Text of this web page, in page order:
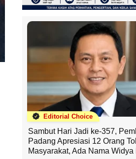
Editorial Choice
Sambut Hari Jadi ke-357,
Padang Apresiasi 12 Orang
Masyarakat, Ada Nama